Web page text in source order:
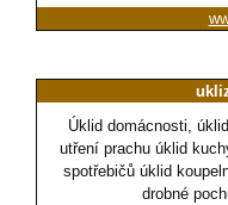
Úklid domácnosti,
utření prachu úklid
spotřebičů úklid
drobné